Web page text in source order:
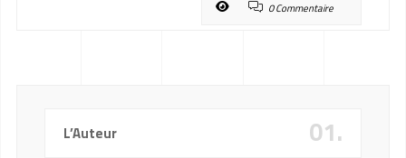
0 Commentaire
L’Auteur 01.